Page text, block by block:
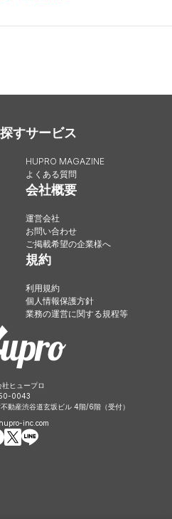
すサービス
HUPRO MAGAZINE
よくある質問
会社概要
運営会社
お問い合わせ
ご掲載希望の企業様へ
規約
利用規約
個人情報保護方針
業務の運営に関する規程等
社ヒュープロ
0043
動産渋谷道玄坂ビル 4階/6階（受付）
inc.com